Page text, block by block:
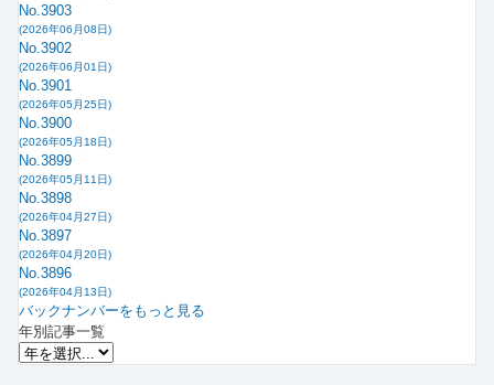
No.3903
(2026年06月08日)
No.3902
(2026年06月01日)
No.3901
(2026年05月25日)
No.3900
(2026年05月18日)
No.3899
(2026年05月11日)
No.3898
(2026年04月27日)
No.3897
(2026年04月20日)
No.3896
(2026年04月13日)
バックナンバーをもっと見る
年別記事一覧